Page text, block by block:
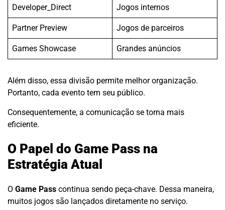
Developer_Direct Jogos internos
Partner Preview Jogos de parceiros
Games Showcase Grandes anúncios
Além disso, essa divisão permite melhor organização.
Portanto, cada evento tem seu público.
Consequentemente, a comunicação se torna mais
eficiente.
O Papel do Game Pass na
Estratégia Atual
O Game Pass continua sendo peça-chave. Dessa maneira,
muitos jogos são lançados diretamente no serviço.